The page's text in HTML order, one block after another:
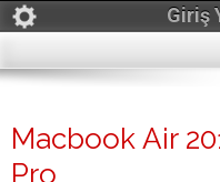
Giriş
Macbook Air
Pro